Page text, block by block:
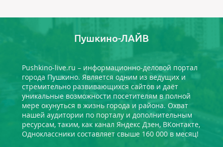
Пушкино-ЛАЙВ
Pushkino-live.ru – информационно-деловой портал
города Пушкино. Является одним из ведущих и
стремительно развивающихся сайтов и даёт
уникальные возможности посетителям в полной
мере окунуться в жизнь города и района. Охват
нашей аудитории по порталу и дополнительным
ресурсам, таким, как канал Яндекс Дзен, ВКонтакте,
Одноклассники составляет свыше 160 000 в месяц!